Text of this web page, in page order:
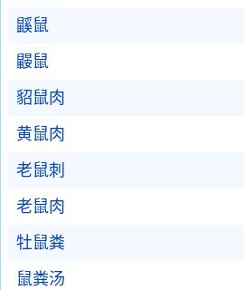
鼷鼠
鼹鼠
貂鼠肉
黄鼠肉
老鼠刺
老鼠肉
牡鼠粪
鼠粪汤